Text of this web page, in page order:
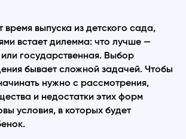
время выпуска из детского сада,
встает дилемма: что лучше —
государственная. Выбор
бывает сложной задачей. Чтобы
нужно с рассмотрения,
и недостатки этих форм
условия, в которых будет